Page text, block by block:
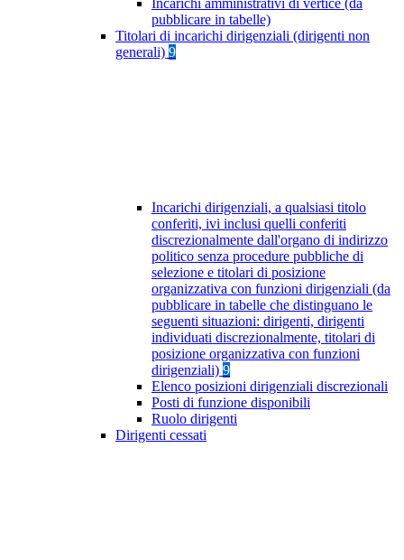
Incarichi amministrativi di vertice (da
pubblicare in tabelle)
Titolari di incarichi dirigenziali (dirigenti non
generali) 9
Incarichi dirigenziali, a qualsiasi titolo
conferiti, ivi inclusi quelli conferiti
discrezionalmente dall'organo di indirizzo
politico senza procedure pubbliche di
selezione e titolari di posizione
organizzativa con funzioni dirigenziali (da
pubblicare in tabelle che distinguano le
seguenti situazioni: dirigenti, dirigenti
individuati discrezionalmente, titolari di
posizione organizzativa con funzioni
dirigenziali) 9
Elenco posizioni dirigenziali discrezionali
Posti di funzione disponibili
Ruolo dirigenti
Dirigenti cessati